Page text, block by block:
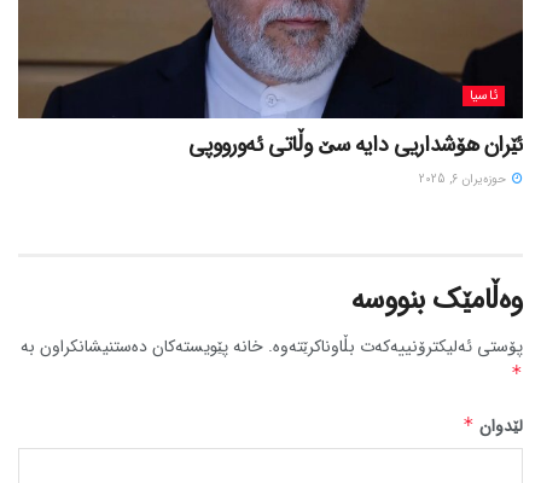
ئاسیا
ئێران هۆشداریی دایە سێ وڵاتی ئەورووپی
حوزه‌یران 6, 2025
وەڵامێک بنووسە
پۆستی ئەلیکترۆنییەکەت بڵاوناکرێتەوە. خانە پێویستەکان دەستنیشانکراون بە
*
لێدوان *